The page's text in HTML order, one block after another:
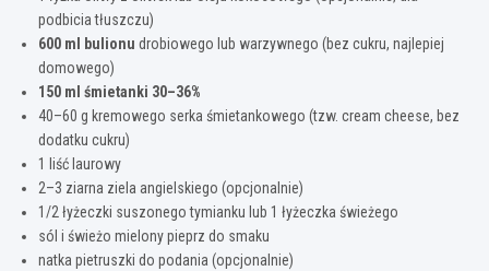
podbicia tłuszczu)
600 ml bulionu drobiowego lub warzywnego (bez cukru, najlepiej
domowego)
150 ml śmietanki 30–36%
40–60 g kremowego serka śmietankowego (tzw. cream cheese, bez
dodatku cukru)
1 liść laurowy
2–3 ziarna ziela angielskiego (opcjonalnie)
1/2 łyżeczki suszonego tymianku lub 1 łyżeczka świeżego
sól i świeżo mielony pieprz do smaku
natka pietruszki do podania (opcjonalnie)